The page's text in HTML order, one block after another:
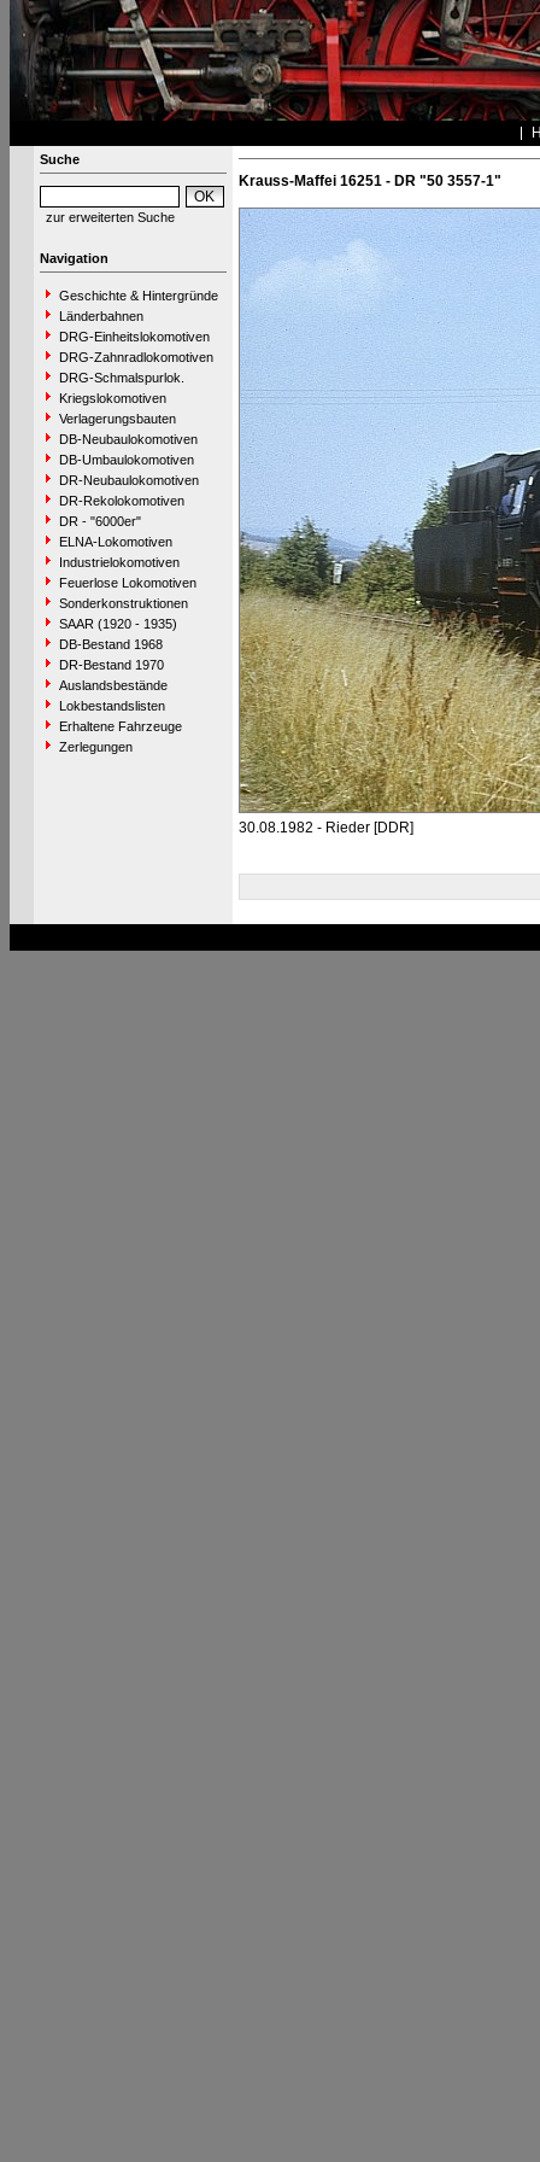
Suche
zur erweiterten Suche
Navigation
Geschichte & Hintergründe
Länderbahnen
DRG-Einheitslokomotiven
DRG-Zahnradlokomotiven
DRG-Schmalspurlok.
Kriegslokomotiven
Verlagerungsbauten
DB-Neubaulokomotiven
DB-Umbaulokomotiven
DR-Neubaulokomotiven
DR-Rekolokomotiven
DR - "6000er"
ELNA-Lokomotiven
Industrielokomotiven
Feuerlose Lokomotiven
Sonderkonstruktionen
SAAR (1920 - 1935)
DB-Bestand 1968
DR-Bestand 1970
Auslandsbestände
Lokbestandslisten
Erhaltene Fahrzeuge
Zerlegungen
Krauss-Maffei 16251 - DR "50 3557-1"
30.08.1982 - Rieder [DDR]